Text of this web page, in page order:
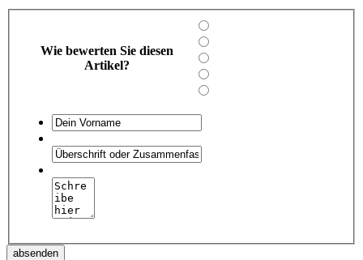
Wie bewerten Sie diesen
Artikel?
absenden